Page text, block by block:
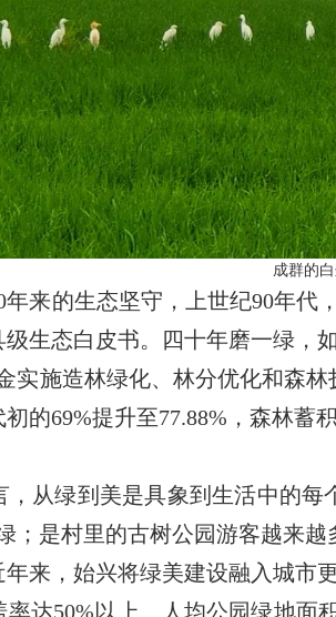
成群的白
的生态坚守，上世纪90年代
生态白皮书。四十年磨一绿，
施造林绿化、林分优化和森林
的69%提升至77.88%，森林
绿到美是具象到生活中的每
；是村里的古树公园游客越来越
，始兴将绿美建设融入城市
达50%以上、人均公园绿地面